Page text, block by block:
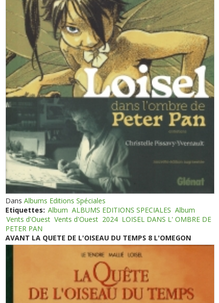
DansAlbums Editions Spéciales
Etiquettes: Album ALBUMS EDITIONS SPECIALES Album
Vents d'Ouest Vents d'Ouest 2024 LOISEL DANS L' OMBRE DE
PETER PAN
AVANT LA QUETE DE L'OISEAU DU TEMPS 8 L'OMEGON